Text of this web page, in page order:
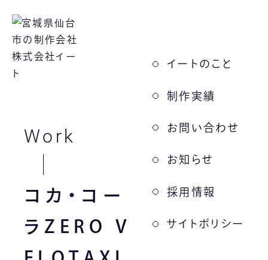
イートのこと
制作実績
お問い合わせ
お知らせ
採用情報
サイトポリシー
Work
コカ・コー
ラZERO V